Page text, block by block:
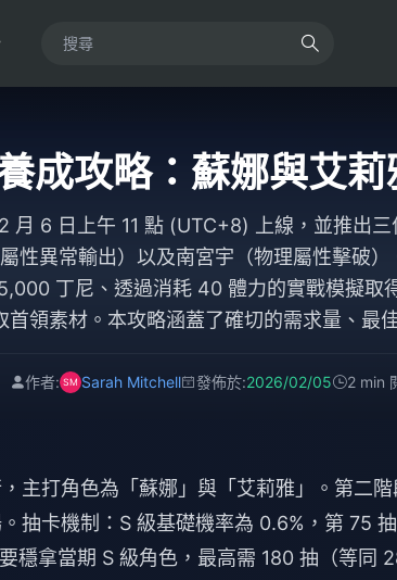
成攻略：蘇娜與艾
月 6 日上午 11 點 (UTC+8) 上線，並推出
性異常輸出）以及南宮宇（物理屬性擊破
丁尼、透過消耗 40 體力的實戰模擬取
領素材。本攻略涵蓋了確切的需求量、最
作者: Sarah Mitchell 發佈於:2026/02/05 2 min
主打角色為「蘇娜」與「艾莉雅」。第二
抽卡機制：S 級基礎機率為 0.6%，第 75
穩拿當期 S 級角色，最高需 180 抽（等同